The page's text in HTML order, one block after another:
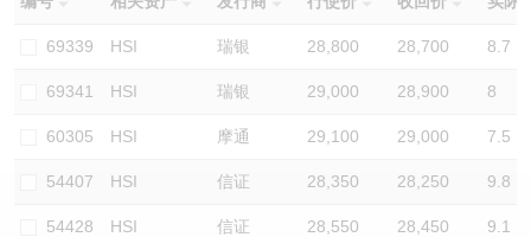
69339 HSI 瑞银 28,800 28,700 8.7
69341 HSI 瑞银 29,000 28,900 8
60305 HSI 摩通 29,100 29,000 7.5
54407 HSI 信证 28,350 28,250 9.8
54428 HSI 信证 28,550 28,450 9.1
认股证速算机
认股证/牛熊证日志
认股证文件及公告
已收回牛熊证剩余价值
牛熊证到期结算价查找
牛熊证分析仪
三十大平均引伸波幅
相关资产沽空
中资ETFs溢价比较
AH 股价对照
认股证牛熊证常问问题